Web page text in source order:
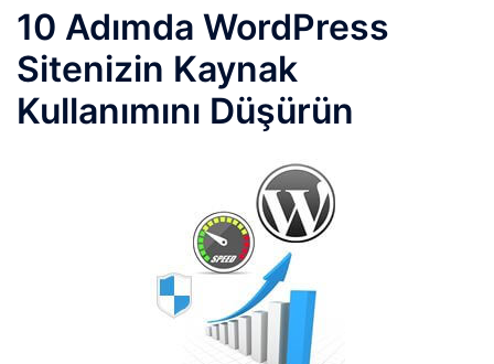
10 Adımda WordPress
Sitenizin Kaynak
Kullanımını Düşürün